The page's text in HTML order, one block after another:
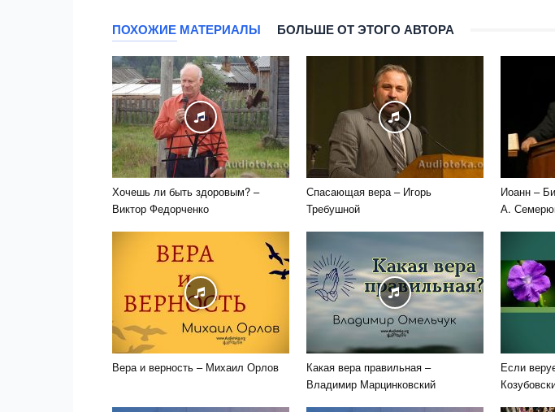
ПОХОЖИЕ МАТЕРИАЛЫ БОЛЬШЕ ОТ ЭТОГО АВТОРА
Хочешь ли быть здоровым? –
Виктор Федорченко
Спасающая вера – Игорь
Требушной
Иоанн –
А.
Вера и верность – Михаил Орлов
Какая вера правильная –
Владимир Марцинковский
Если